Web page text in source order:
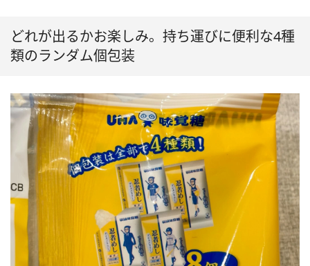
どれが出るかお楽しみ。持ち運びに便利な4種
類のランダム個包装